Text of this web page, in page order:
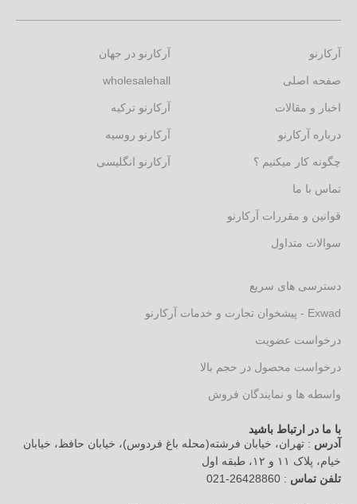
آرکارنو
صفحه اصلی
اخبار و مقالات
درباره آرکارنو
چگونه کار میکنیم ؟
تماس با ما
قوانین و مقررات آرکارنو
سوالات متداول
آرکارنو در جهان
wholesalehall
آرکارنو ترکیه
آرکارنو روسیه
آرکارنو انگلیسی
دسترسی های سریع
Exwad - پیشخوان تجارت و خدمات آرکارنو
درخواست عضویت
درخواست محصول در حجم بالا
واسطه ها و نمایندگان فروش
با ما در ارتباط باشید
آدرس : تهران، خیابان فرشته(محله باغ فردوس)، خیابان حافظ، خیابان
خیام، پلاک ۱۱ و ۱۲، طبقه اول
تلفن تماس : 26428860-021